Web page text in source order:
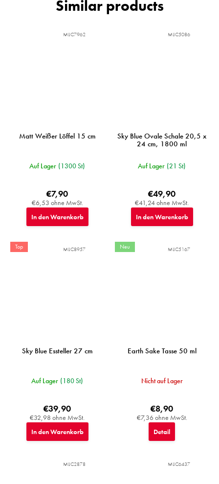
Matt Weißer Löffel 15 cm
Auf Lager (1300 St)
€6,53 ohne MwSt.
€7,90
In den Warenkorb
MIJC7962
Sky Blue Ovale Schale 20,5 x
24 cm, 1800 ml
Auf Lager (21 St)
€41,24 ohne MwSt.
€49,90
In den Warenkorb
MIJC5086
Top
Sky Blue Essteller 27 cm
Auf Lager (180 St)
€32,98 ohne MwSt.
€39,90
In den Warenkorb
MIJC8957 Neu
Earth Sake Tasse 50 ml
Nicht auf Lager
€7,36 ohne MwSt.
€8,90
Detail
MIJC5167
MIJC2878 MIJC6437